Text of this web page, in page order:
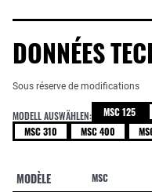
DONNÉES
Sous réserve de modifications
MODELL AUSWÄHLEN: MSC 125
MSC 310
MSC 400
MODÈLE MSC